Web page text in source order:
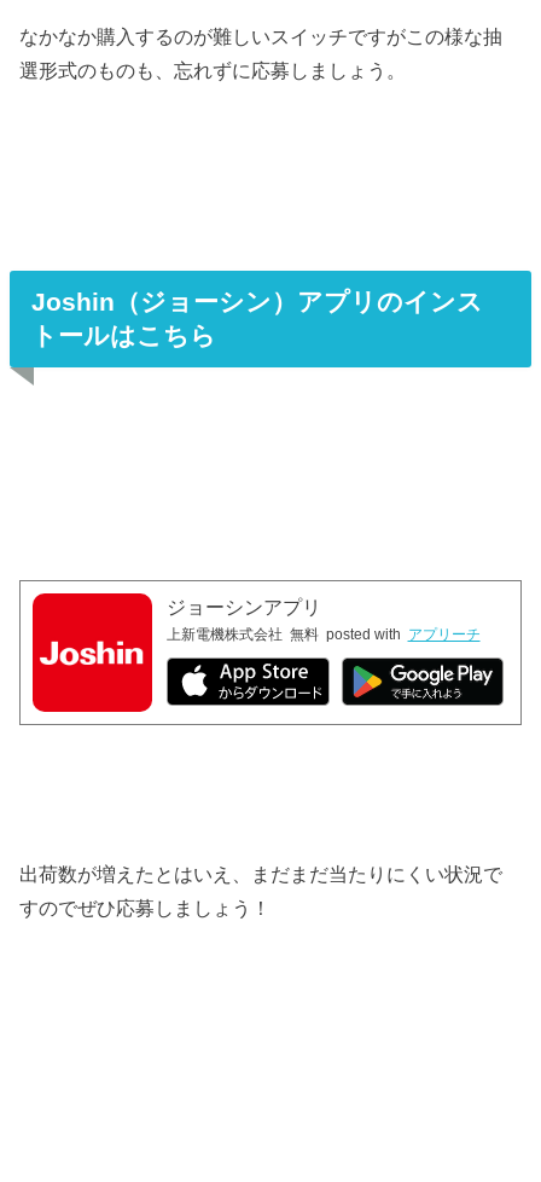
なかなか購入するのが難しいスイッチですがこの様な抽
選形式のものも、忘れずに応募しましょう。
Joshin（ジョーシン）アプリのインス
トールはこちら
ジョーシンアプリ
上新電機株式会社 無料 posted with アプリーチ
出荷数が増えたとはいえ、まだまだ当たりにくい状況で
すのでぜひ応募しましょう！